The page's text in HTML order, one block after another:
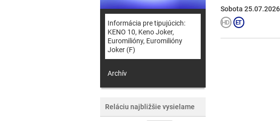
Informácia pre tipujúcich:
KENO 10, Keno Joker,
Euromilióny, Euromilióny
Joker (F)
Archív
Reláciu najbližšie vysielame
Sobota 25.07.2026